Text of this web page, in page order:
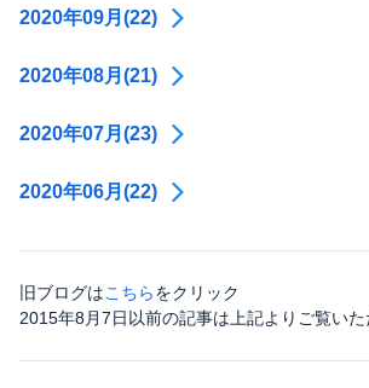
2020年09月(22)
2020年08月(21)
2020年07月(23)
2020年06月(22)
旧ブログはこちらをクリック
2015年8月7日以前の記事は上記よりご覧いた